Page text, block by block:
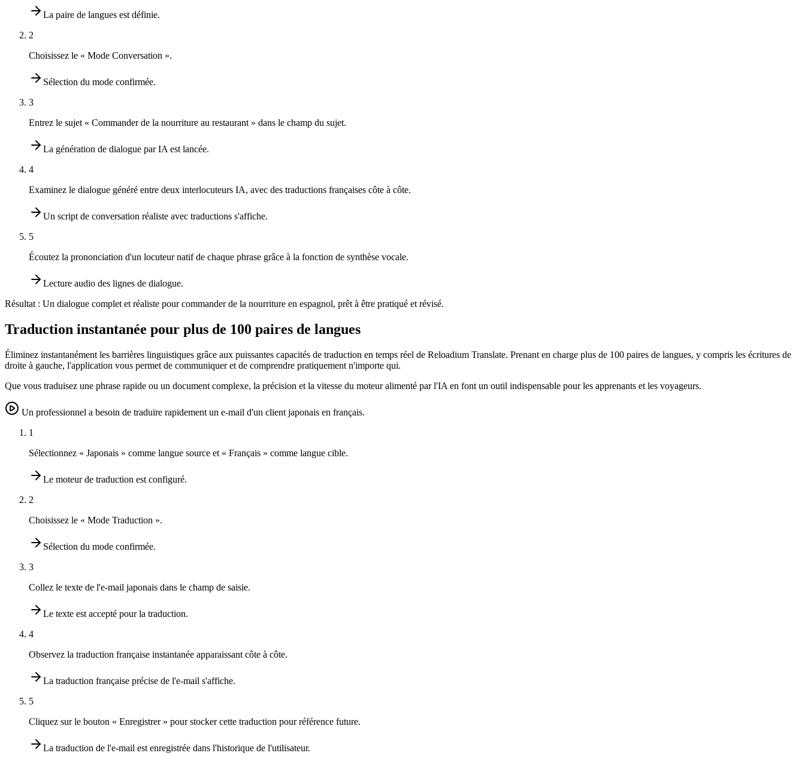
La paire de langues est définie.
2
Choisissez le « Mode Conversation ».
Sélection du mode confirmée.
3
Entrez le sujet « Commander de la nourriture au restaurant » dans le champ du sujet.
La génération de dialogue par IA est lancée.
4
Examinez le dialogue généré entre deux interlocuteurs IA, avec des traductions françaises côte à côte.
Un script de conversation réaliste avec traductions s'affiche.
5
Écoutez la prononciation d'un locuteur natif de chaque phrase grâce à la fonction de synthèse vocale.
Lecture audio des lignes de dialogue.
Résultat : Un dialogue complet et réaliste pour commander de la nourriture en espagnol, prêt à être pratiqué et révisé.
Traduction instantanée pour plus de 100 paires de langues
Éliminez instantanément les barrières linguistiques grâce aux puissantes capacités de traduction en temps réel de Reloadium Translate. Prenant en charge plus de 100 paires de langues, y compris les écritures de
droite à gauche, l'application vous permet de communiquer et de comprendre pratiquement n'importe qui.
Que vous traduisez une phrase rapide ou un document complexe, la précision et la vitesse du moteur alimenté par l'IA en font un outil indispensable pour les apprenants et les voyageurs.
Un professionnel a besoin de traduire rapidement un e-mail d'un client japonais en français.
1
Sélectionnez « Japonais » comme langue source et « Français » comme langue cible.
Le moteur de traduction est configuré.
2
Choisissez le « Mode Traduction ».
Sélection du mode confirmée.
3
Collez le texte de l'e-mail japonais dans le champ de saisie.
Le texte est accepté pour la traduction.
4
Observez la traduction française instantanée apparaissant côte à côte.
La traduction française précise de l'e-mail s'affiche.
5
Cliquez sur le bouton « Enregistrer » pour stocker cette traduction pour référence future.
La traduction de l'e-mail est enregistrée dans l'historique de l'utilisateur.